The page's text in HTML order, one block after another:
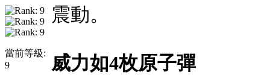
當前等級:
9
震動。
威力如4枚原子彈